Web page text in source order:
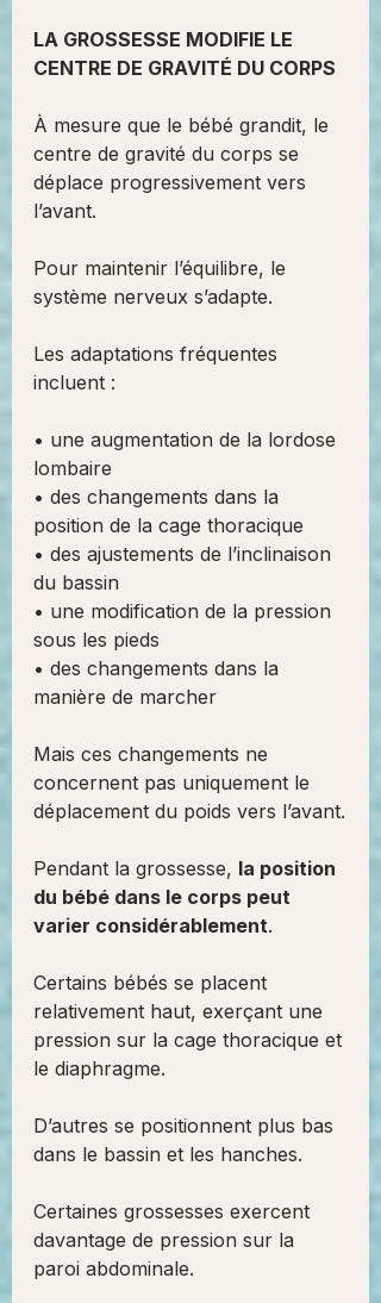
LA GROSSESSE MODIFIE LE
CENTRE DE GRAVITÉ DU CORPS
À mesure que le bébé grandit, le
centre de gravité du corps se
déplace progressivement vers
l’avant.
Pour maintenir l’équilibre, le
système nerveux s’adapte.
Les adaptations fréquentes
incluent :
• une augmentation de la lordose
lombaire
• des changements dans la
position de la cage thoracique
• des ajustements de l’inclinaison
du bassin
• une modification de la pression
sous les pieds
• des changements dans la
manière de marcher
Mais ces changements ne
concernent pas uniquement le
déplacement du poids vers l’avant.
Pendant la grossesse, la position
du bébé dans le corps peut
varier considérablement.
Certains bébés se placent
relativement haut, exerçant une
pression sur la cage thoracique et
le diaphragme.
D’autres se positionnent plus bas
dans le bassin et les hanches.
Certaines grossesses exercent
davantage de pression sur la
paroi abdominale.